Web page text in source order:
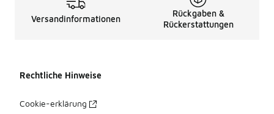
Versandinformationen
Rückgaben &
Rückerstattungen
Rechtliche Hinweise
Cookie-erklärung